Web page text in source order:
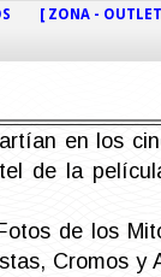
[ ZONA -
en los
de la
de los
Cromos